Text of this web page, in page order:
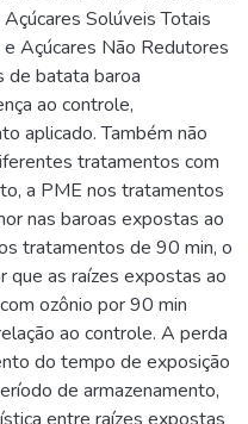
Solúveis Totais
Açúcares Não Redutores
de batata baroa
ao controle,
aplicado. Também não
tratamentos com
a PME nos tratamentos
nas baroas expostas ao
tratamentos de 90 min, o
que as raízes expostas ao
ozônio por 90 min
ao controle. A perda
do tempo de exposição
de armazenamento,